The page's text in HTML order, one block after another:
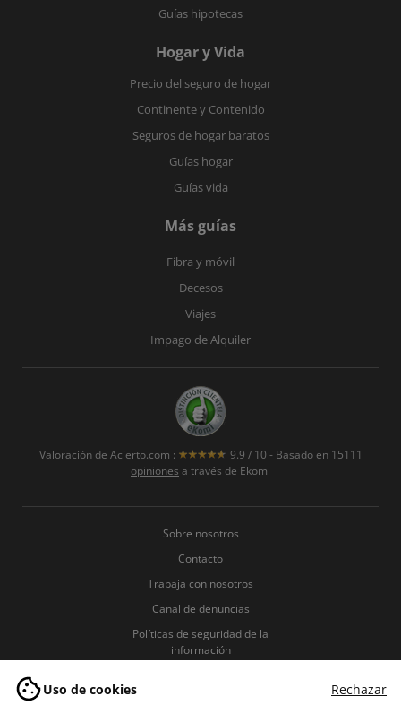
Uso de cookies Rechazar
Guías hipotecas
Hogar y Vida
Precio del seguro de hogar
Continente y Contenido
Seguros de hogar baratos
Guías hogar
Guías vida
Más guías
Fibra y móvil
Decesos
Viajes
Impago de Alquiler
Valoración de Acierto.com : 9.9 / 10 - Basado en 15111
opiniones a través de Ekomi
Sobre nosotros
Contacto
Trabaja con nosotros
Canal de denuncias
Políticas de seguridad de la
información